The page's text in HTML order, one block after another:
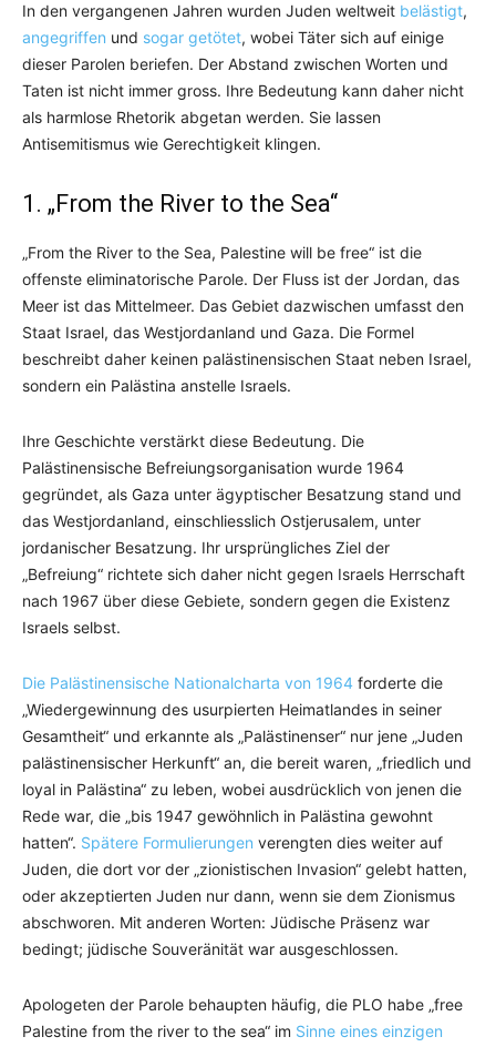
In den vergangenen Jahren wurden Juden weltweit belästigt,
angegriffen und sogar getötet, wobei Täter sich auf einige
dieser Parolen beriefen. Der Abstand zwischen Worten und
Taten ist nicht immer gross. Ihre Bedeutung kann daher nicht
als harmlose Rhetorik abgetan werden. Sie lassen
Antisemitismus wie Gerechtigkeit klingen.
1. „From the River to the Sea“
„From the River to the Sea, Palestine will be free“ ist die
offenste eliminatorische Parole. Der Fluss ist der Jordan, das
Meer ist das Mittelmeer. Das Gebiet dazwischen umfasst den
Staat Israel, das Westjordanland und Gaza. Die Formel
beschreibt daher keinen palästinensischen Staat neben Israel,
sondern ein Palästina anstelle Israels.
Ihre Geschichte verstärkt diese Bedeutung. Die
Palästinensische Befreiungsorganisation wurde 1964
gegründet, als Gaza unter ägyptischer Besatzung stand und
das Westjordanland, einschliesslich Ostjerusalem, unter
jordanischer Besatzung. Ihr ursprüngliches Ziel der
„Befreiung“ richtete sich daher nicht gegen Israels Herrschaft
nach 1967 über diese Gebiete, sondern gegen die Existenz
Israels selbst.
Die Palästinensische Nationalcharta von 1964 forderte die
„Wiedergewinnung des usurpierten Heimatlandes in seiner
Gesamtheit“ und erkannte als „Palästinenser“ nur jene „Juden
palästinensischer Herkunft“ an, die bereit waren, „friedlich und
loyal in Palästina“ zu leben, wobei ausdrücklich von jenen die
Rede war, die „bis 1947 gewöhnlich in Palästina gewohnt
hatten“. Spätere Formulierungen verengten dies weiter auf
Juden, die dort vor der „zionistischen Invasion“ gelebt hatten,
oder akzeptierten Juden nur dann, wenn sie dem Zionismus
abschworen. Mit anderen Worten: Jüdische Präsenz war
bedingt; jüdische Souveränität war ausgeschlossen.
Apologeten der Parole behaupten häufig, die PLO habe „free
Palestine from the river to the sea“ im Sinne eines einzigen